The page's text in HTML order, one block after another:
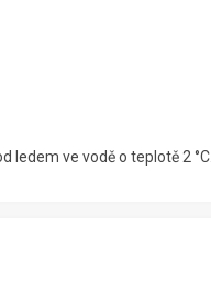
ledem ve vodě o teplotě 2 °C.